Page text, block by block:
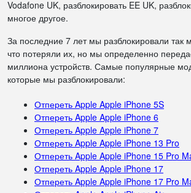
Vodafone UK, разблокировать EE UK,
многое другое.
За последние 7 лет мы разблокировали так
что потеряли их, но мы определенно
миллиона устройств. Самые популярные
которые мы разблокировали:
Отпереть Apple Apple iPhone 5S
Отпереть Apple Apple iPhone 6
Отпереть Apple Apple iPhone 7
Отпереть Apple Apple iPhone 13 Pro
Отпереть Apple Apple iPhone 15 Pro
Отпереть Apple Apple iPhone 17
Отпереть Apple Apple iPhone 17 Pro